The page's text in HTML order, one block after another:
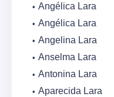
Angélica Lara
Angélica Lara
Angelina Lara
Anselma Lara
Antonina Lara
Aparecida Lara